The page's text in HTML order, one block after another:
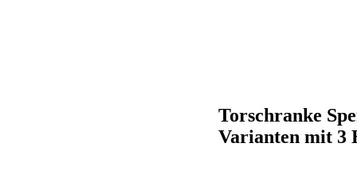
Torschranke
Varianten mit 3